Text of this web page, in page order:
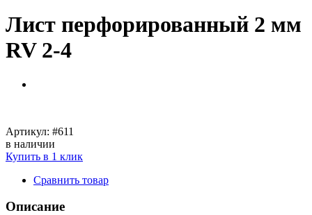
Лист перфорированный 2 мм
RV 2-4
Артикул: #611
в наличии
Купить в 1 клик
Сравнить товар
Описание